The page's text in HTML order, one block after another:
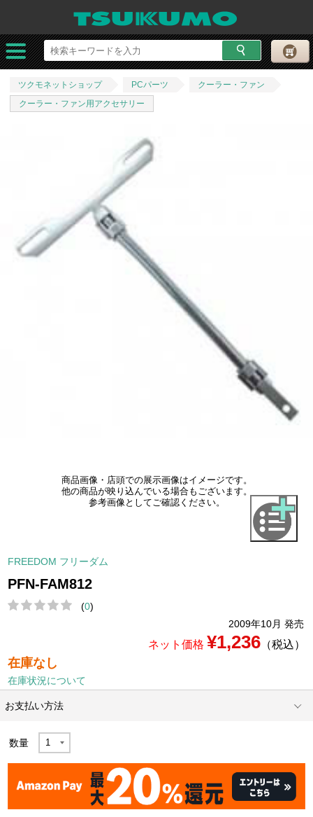
ツクモネットショップ PCパーツ
クーラー・ファン
クーラー・ファン用アクセサリー
商品画像・店頭での展示画像はイメージです。
他の商品が映り込んでいる場合もございます。
参考画像としてご確認ください。
FREEDOM フリーダム
PFN-FAM812
(0)
2009年10月 発売
ネット価格 ¥1,236（税込）
在庫なし
在庫状況について
お支払い方法
数量